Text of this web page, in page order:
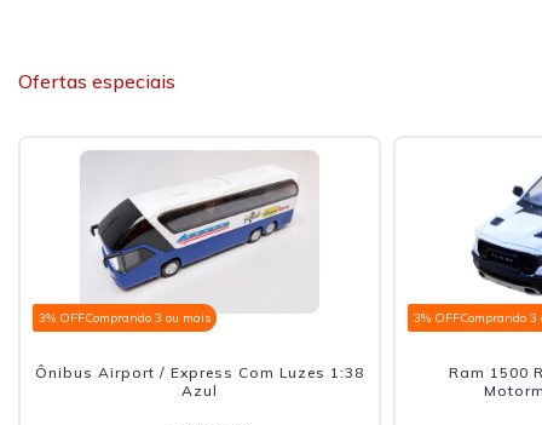
Ofertas especiais
3% OFFComprando 3 ou mais
Ônibus Airport / Express Com Luzes 1:38
Azul
3% OFFComprando 3
Ram 1500